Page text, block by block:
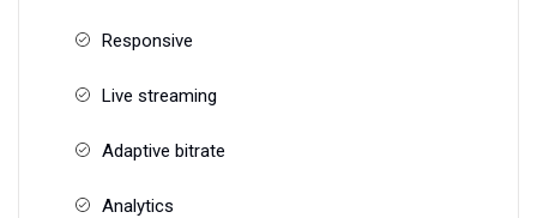
Responsive
Live streaming
Adaptive bitrate
Analytics